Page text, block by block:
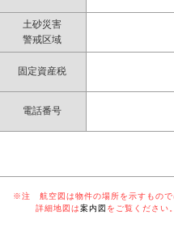
土砂災害
警戒区域
固定資産税
電話番号
※注 航空図は物件の場所を示すものでは
詳細地図は案内図 をご覧ください